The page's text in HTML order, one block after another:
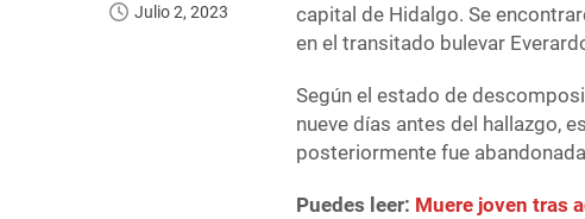
Julio 2, 2023
capital de Hidalgo. Se
en el transitado bulevar
Según el estado de
nueve días antes del hallazgo,
posteriormente fue
Puedes leer: Muere joven tras